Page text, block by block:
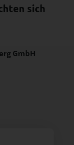
sich
GmbH